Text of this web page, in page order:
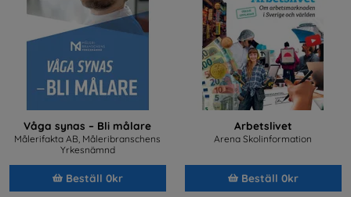
Våga synas – Bli målare
Målerifakta AB, Måleribranschens
Yrkesnämnd
Beställ 0kr
Arbetslivet
Arena Skolinformation
Beställ 0kr